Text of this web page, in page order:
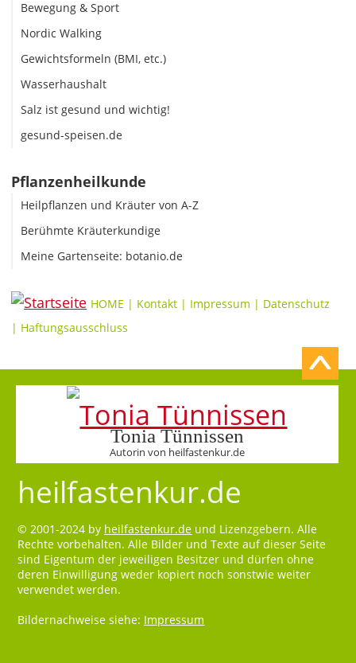
Bewegung & Sport
Nordic Walking
Gewichtsformeln (BMI, etc.)
Wasserhaushalt
Salz ist gesund und wichtig!
gesund-speisen.de
Pflanzenheilkunde
Heilpflanzen und Kräuter von A-Z
Berühmte Kräuterkundige
Meine Gartenseite: botanio.de
HOME | Kontakt | Impressum | Datenschutz
| Haftungsausschluss
Tonia Tünnissen
Autorin von heilfastenkur.de
heilfastenkur.de
© 2001-2024 by heilfastenkur.de und Lizenzgebern. Alle
Rechte vorbehalten. Alle Bilder und Texte auf dieser Seite
sind Eigentum der jeweiligen Besitzer und dürfen ohne
deren Einwilligung weder kopiert noch sonstwie weiter
verwendet werden.
Bildernachweise siehe: Impressum